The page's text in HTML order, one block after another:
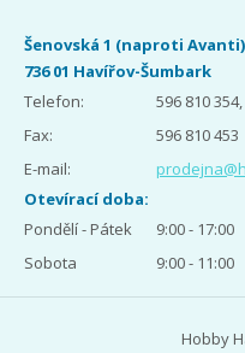
Šenovská 1 (naproti Avanti)
736 01 Havířov-Šumbark
Telefon:
596 810
Fax:
596 810 453
E-mail:
Otevírací doba:
Pondělí - Pátek
9:00 - 17:00
Sobota
9:00 - 11:00
Hobby